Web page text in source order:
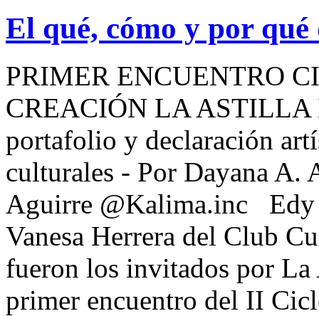
El qué, cómo y por qué
PRIMER ENCUENTRO
CREACIÓN LA ASTILLA
portafolio y declaración
culturales - Por Dayana A.
Aguirre @Kalima.inc Edy
Vanesa Herrera del Club
fueron los invitados por
primer encuentro del II